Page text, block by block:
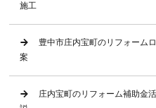
施工
豊中市庄内宝町のリフォーム
案
庄内宝町のリフォーム補助金